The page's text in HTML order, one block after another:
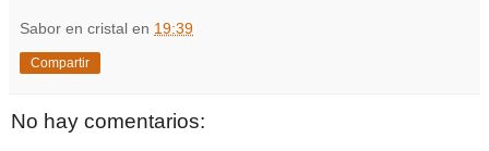
Sabor en cristal en 19:39
Compartir
No hay comentarios: